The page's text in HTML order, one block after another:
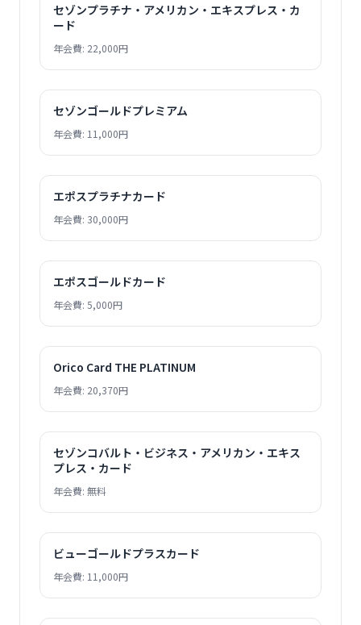
セゾンプラチナ・アメリカン・エキスプレス・カ
ード
年会費: 22,000円
セゾンゴールドプレミアム
年会費: 11,000円
エポスプラチナカード
年会費: 30,000円
エポスゴールドカード
年会費: 5,000円
Orico Card THE PLATINUM
年会費: 20,370円
セゾンコバルト・ビジネス・アメリカン・エキス
プレス・カード
年会費: 無料
ビューゴールドプラスカード
年会費: 11,000円